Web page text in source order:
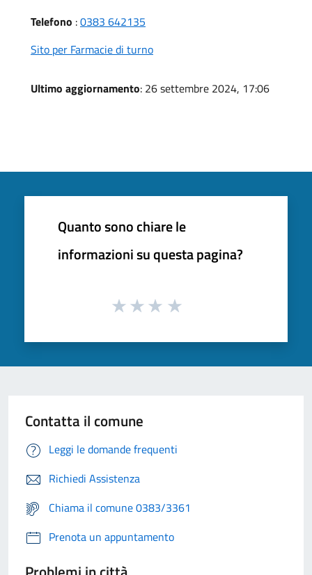
Telefono :0383 642135
Sito per Farmacie di turno
Ultimo aggiornamento: 26 settembre 2024, 17:06
Quanto sono chiare le
informazioni su questa pagina?
Contatta il comune
Leggi le domande frequenti
Richiedi Assistenza
Chiama il comune 0383/3361
Prenota un appuntamento